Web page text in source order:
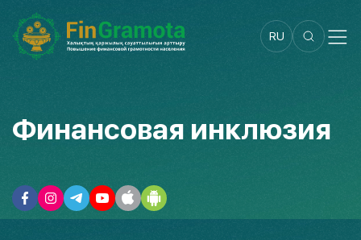
RU
Финансовая инклюзия